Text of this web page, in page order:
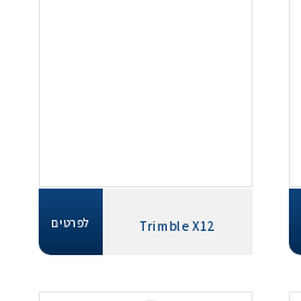
Trimble X12 לפרטים